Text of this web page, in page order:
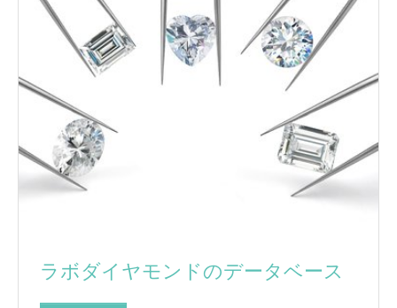
ラボダイヤモンドのデータベース